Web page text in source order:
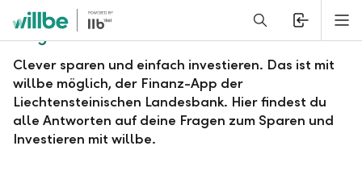
Alerts.Headline
Fragen und Antworten zu willbe
Clever sparen und einfach investieren. Das ist mit
willbe möglich, der Finanz-App der
Liechtensteinischen Landesbank. Hier findest du
alle Antworten auf deine Fragen zum Sparen und
Investieren mit willbe.